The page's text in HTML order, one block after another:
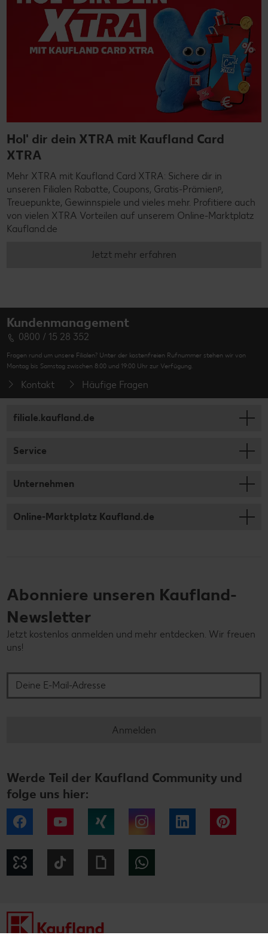
Hol' dir dein XTRA mit Kaufland Card
XTRA
Mehr XTRA mit Kaufland Card XTRA: Sichere dir in
unseren Filialen Rabatte, Coupons, Gratis-Prämienᵖ,
Treuepunkte, Gewinnspiele und vieles mehr. Profitiere auch
von vielen XTRA Vorteilen auf unserem Online-Marktplatz
Kaufland.de
Jetzt mehr erfahren
Kundenmanagement
0800 / 15 28 352
Fragen rund um unsere Filialen? Unter der kostenfreien Rufnummer stehen wir von
Montag bis Samstag zwischen 8:00 und 19:00 Uhr zur Verfügung.
Kontakt Häufige Fragen
filiale.kaufland.de
Service
Unternehmen
Online-Marktplatz Kaufland.de
Abonniere unseren Kaufland-
Newsletter
Jetzt kostenlos anmelden und mehr entdecken. Wir freuen
uns!
Anmelden
Werde Teil der Kaufland Community und
folge uns hier:
Facebook YouTube Instagram LinkedIn
Kununu Giphy